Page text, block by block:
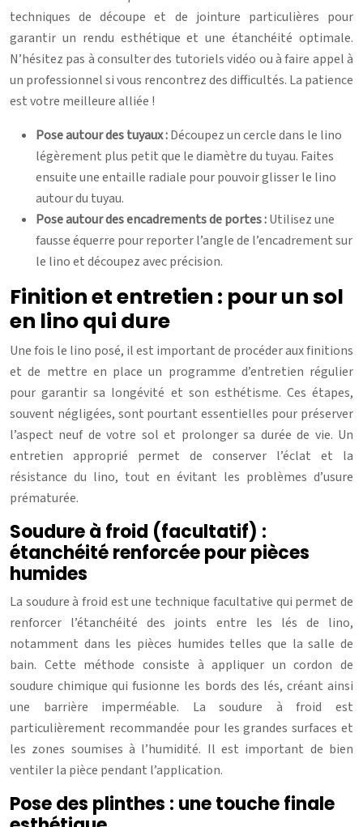
techniques de découpe et de jointure particulières pour
garantir un rendu esthétique et une étanchéité optimale.
N’hésitez pas à consulter des tutoriels vidéo ou à faire appel à
un professionnel si vous rencontrez des difficultés. La patience
est votre meilleure alliée !
Pose autour des tuyaux :Découpez un cercle dans le lino
légèrement plus petit que le diamètre du tuyau. Faites
ensuite une entaille radiale pour pouvoir glisser le lino
autour du tuyau.
Pose autour des encadrements de portes :Utilisez une
fausse équerre pour reporter l’angle de l’encadrement sur
le lino et découpez avec précision.
Finition et entretien : pour un sol
en lino qui dure
Une fois le lino posé, il est important de procéder aux finitions
et de mettre en place un programme d’entretien régulier
pour garantir sa longévité et son esthétisme. Ces étapes,
souvent négligées, sont pourtant essentielles pour préserver
l’aspect neuf de votre sol et prolonger sa durée de vie. Un
entretien approprié permet de conserver l’éclat et la
résistance du lino, tout en évitant les problèmes d’usure
prématurée.
Soudure à froid (facultatif) :
étanchéité renforcée pour pièces
humides
La soudure à froid est une technique facultative qui permet de
renforcer l’étanchéité des joints entre les lés de lino,
notamment dans les pièces humides telles que la salle de
bain. Cette méthode consiste à appliquer un cordon de
soudure chimique qui fusionne les bords des lés, créant ainsi
une barrière imperméable. La soudure à froid est
particulièrement recommandée pour les grandes surfaces et
les zones soumises à l’humidité. Il est important de bien
ventiler la pièce pendant l’application.
Pose des plinthes : une touche finale